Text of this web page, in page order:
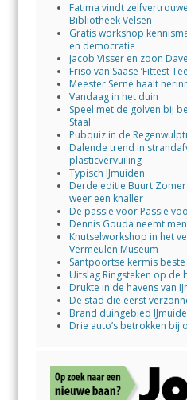
Fatima vindt
Bibliotheek Velsen
Gratis workshop
en democratie
Jacob Visser en zoon
Friso van Saase ‘Fittest
Meester Serné haalt
Vandaag in het duin
Speel met de golven bij
Staal
Pubquiz in de
Dalende trend in
plasticvervuiling
Typisch IJmuiden
Derde editie Buurt
weer een knaller
De passie voor Passie
Dennis Gouda neemt
Knutselworkshop in het
Vermeulen Museum
Santpoortse kermis
Uitslag Ringsteken op de
Drukte in de havens van
De stad die eerst
Brand duingebied
Drie auto’s betrokken bij